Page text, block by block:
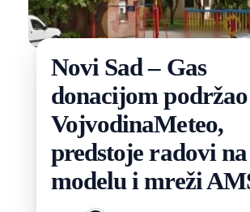
Novi Sad – Gas
donacijom podržao
VojvodinaMeteo,
predstoje radovi
modelu i mreži